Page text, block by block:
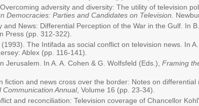
adversity and diversity: The utility of television
Democracies: Parties and Candidates on Television.
News: Differential Perception of the War in the Gulf. In
Press (pp. 312-322).
The Intifada as social conflict on television news. In
Ablex (pp. 116-141).
Jerusalem. In A. A. Cohen & G. Wolfsfeld (Eds.), Framing
fiction and news cross over the border: Notes on
Annual, Volume 16 (pp. 23-34).
and reconciliation: Television coverage of Chancellor